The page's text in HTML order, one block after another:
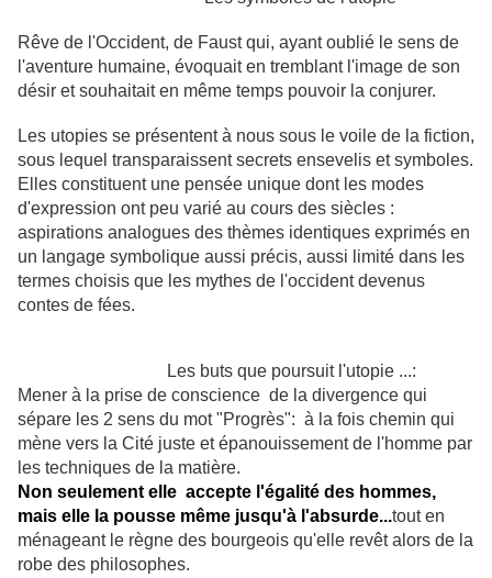
Rêve de l'Occident, de Faust qui, ayant oublié le sens de
l'aventure humaine, évoquait en tremblant l'image de son
désir et souhaitait en même temps pouvoir la conjurer.
Les utopies se présentent à nous sous le voile de la fiction,
sous lequel transparaissent secrets ensevelis et symboles.
Elles constituent une pensée unique dont les modes
d'expression ont peu varié au cours des siècles :
aspirations analogues des thèmes identiques exprimés en
un langage symbolique aussi précis, aussi limité dans les
termes choisis que les mythes de l'occident devenus
contes de fées.
Les buts que poursuit l'utopie ...:
Mener à la prise de conscience de la divergence qui
sépare les 2 sens du mot "Progrès": à la fois chemin qui
mène vers la Cité juste et épanouissement de l'homme par
les techniques de la matière.
Non seulement elle accepte l'égalité des hommes,
mais elle la pousse même jusqu'à l'absurde...tout en
ménageant le règne des bourgeois qu'elle revêt alors de la
robe des philosophes.